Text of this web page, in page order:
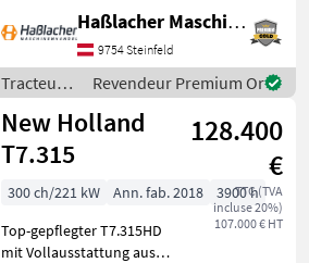
Lohnunternehmer – nur
am eigenen Betrieb
gelaufen. Durchgehend
gewartet, einsatzbereit,
aufbereitet
Haßlacher Maschinenhandel
9754 Steinfeld
Tracteurs
/ Case IH
Revendeur Premium Or
New Holland
T7.315
128.400
€
TTC (TVA
incluse 20%)
107.000 € HT
300 ch/221 kW Ann. fab. 2018
3900 h
Top-gepflegter T7.315HD
mit Vollausstattung aus